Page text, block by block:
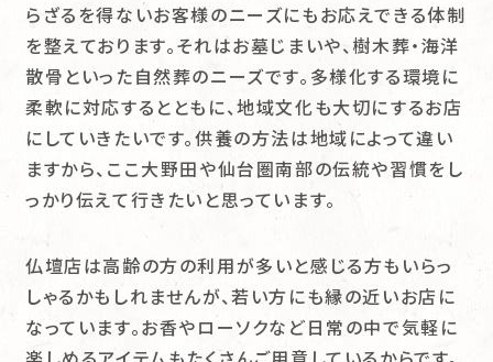
らざるを得ないお客様のニーズにもお応えできる体制
を整えております。それはお墓じまいや、樹木葬・海洋
散骨といった自然葬のニーズです。多様化する環境に
柔軟に対応するとともに、地域文化も大切にするお店
にしていきたいです。供養の方法は地域によって違い
ますから、ここ大野田や仙台圏南部の伝統や習慣をし
っかり伝えて行きたいと思っています。
仏壇店は高齢の方の利用が多いと感じる方もいらっ
しゃるかもしれませんが、若い方にも縁の近いお店に
なっています。お香やローソクなど日常の中で気軽に